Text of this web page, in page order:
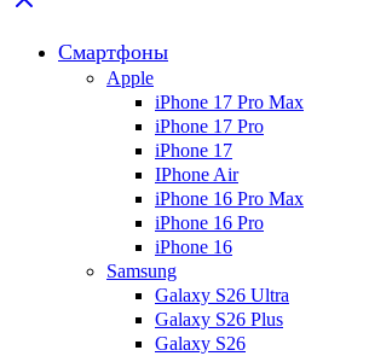
Смартфоны
Apple
iPhone 17 Pro Max
iPhone 17 Pro
iPhone 17
IPhone Air
iPhone 16 Pro Max
iPhone 16 Pro
iPhone 16
Samsung
Galaxy S26 Ultra
Galaxy S26 Plus
Galaxy S26